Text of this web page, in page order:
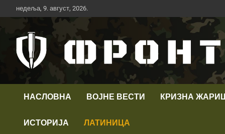
Скип
то
недеља, 9. август, 2026.
Телевизија ФРОНТ
НАСЛОВНА ВОЈНЕ ВЕСТИ КРИЗНА
ИСТОРИЈА ЛАТИНИЦА